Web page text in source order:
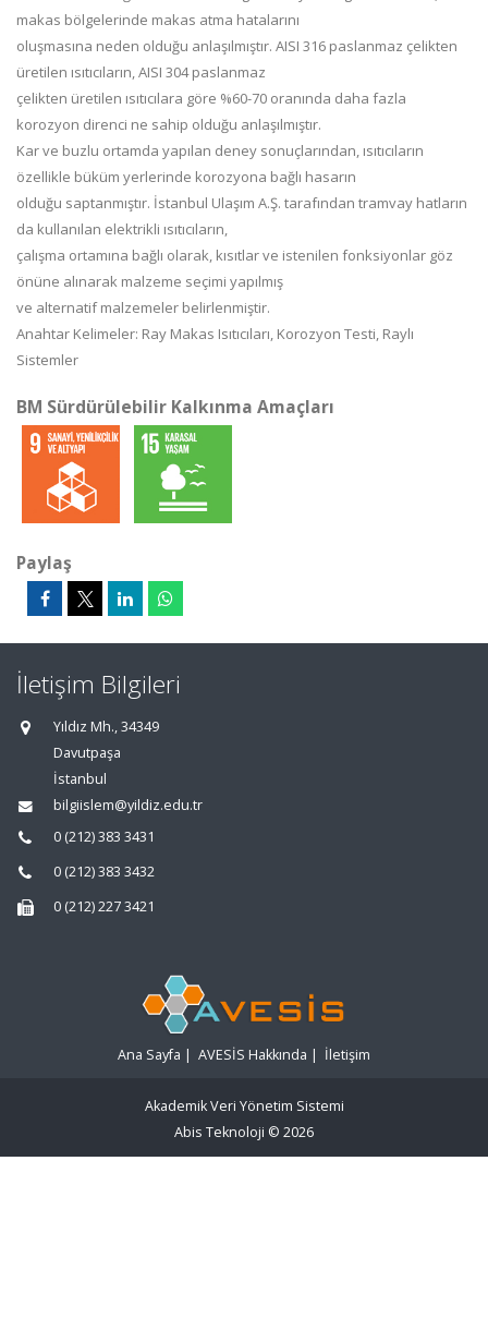
makas bölgelerinde makas atma hatalarını
oluşmasına neden olduğu anlaşılmıştır. AISI 316 paslanmaz çelikten
üretilen ısıtıcıların, AISI 304 paslanmaz
çelikten üretilen ısıtıcılara göre %60-70 oranında daha fazla
korozyon direnci ne sahip olduğu anlaşılmıştır.
Kar ve buzlu ortamda yapılan deney sonuçlarından, ısıtıcıların
özellikle büküm yerlerinde korozyona bağlı hasarın
olduğu saptanmıştır. İstanbul Ulaşım A.Ş. tarafından tramvay hatların
da kullanılan elektrikli ısıtıcıların,
çalışma ortamına bağlı olarak, kısıtlar ve istenilen fonksiyonlar göz
önüne alınarak malzeme seçimi yapılmış
ve alternatif malzemeler belirlenmiştir.
Anahtar Kelimeler: Ray Makas Isıtıcıları, Korozyon Testi, Raylı
Sistemler
BM Sürdürülebilir Kalkınma Amaçları
Paylaş
İletişim Bilgileri
Yıldız Mh., 34349
Davutpaşa
İstanbul
bilgiislem@yildiz.edu.tr
0 (212) 383 3431
0 (212) 383 3432
0 (212) 227 3421
Ana Sayfa | AVESİS Hakkında | İletişim
Akademik Veri Yönetim Sistemi
Abis Teknoloji © 2026